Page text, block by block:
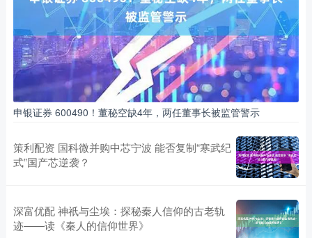
申银证券 600490！董秘空缺4年，两任董事长被监管警示
策利配资 国科微并购中芯宁波 能否复制“寒武纪
式”国产芯逆袭？
深富优配 神祇与尘埃：探秘秦人信仰的古老轨
迹——读《秦人的信仰世界》